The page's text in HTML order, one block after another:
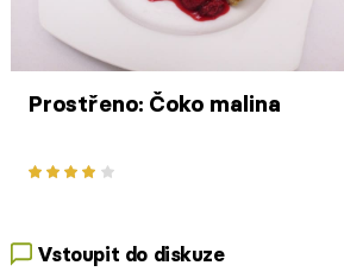
Prostřeno: Čoko malina
Vstoupit do diskuze